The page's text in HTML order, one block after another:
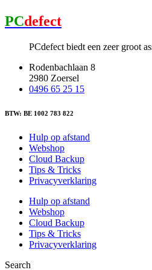
PCdefect
PCdefect biedt een zeer groot
Rodenbachlaan 8
2980 Zoersel
0496 65 25 15
BTW: BE 1002 783 822
Hulp op afstand
Webshop
Cloud Backup
Tips & Tricks
Privacyverklaring
Hulp op afstand
Webshop
Cloud Backup
Tips & Tricks
Privacyverklaring
Search